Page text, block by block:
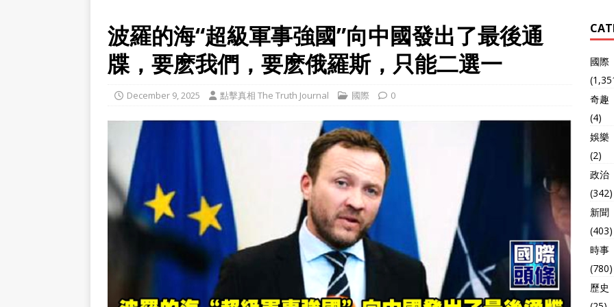
波羅的海“超級軍事強國”向中國發出了最後通
牒，要麽我們，要麽俄羅斯，只能二選一
December 9, 2025 點擊真相 The Truth Journal 國際 0
國際
奇趣
(4)
娛樂
(2)
政治
(342)
新聞
(403)
時事
(780)
歷史